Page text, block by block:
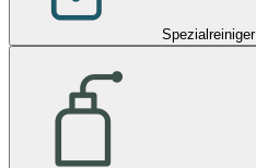
Spezialreiniger